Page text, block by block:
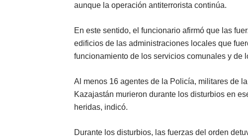
aunque la operación antiterrorista continúa.
En este sentido, e l funcionarioafirmó que las
edificios de las administraciones locales que
funcionamiento de los servicios comunales y de
Al menos 16 agentes de la Policía, militares de
Kazajastán murieron durante los disturbios en
heridas, indicó.
Durante los disturbios, las fuerzas del orden